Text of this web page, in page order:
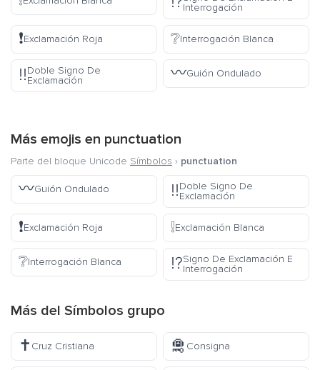
Interrogación
❗Exclamación Roja ❔Interrogación Blanca
‼️Doble Signo De
Exclamación
〰️Guión Ondulado
Más emojis en punctuation
Parte del bloque Unicode Símbolos › punctuation
〰️Guión Ondulado ‼️Doble Signo De
Exclamación
❗Exclamación Roja ❕Exclamación Blanca
❔Interrogación Blanca ⁉️Signo De Exclamación E
Interrogación
Más del Símbolos grupo
✝️ Cruz Cristiana 🛅 Consigna